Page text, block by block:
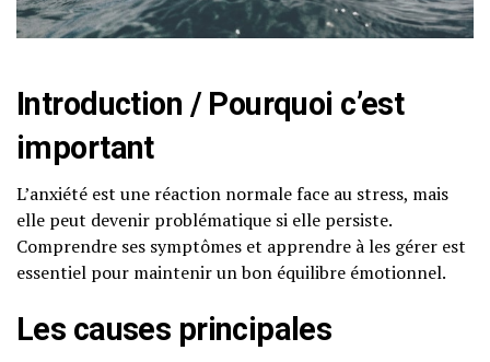
Introduction / Pourquoi c’est
important
L’anxiété est une réaction normale face au stress, mais
elle peut devenir problématique si elle persiste.
Comprendre ses symptômes et apprendre à les gérer est
essentiel pour maintenir un bon équilibre émotionnel.
Les causes principales